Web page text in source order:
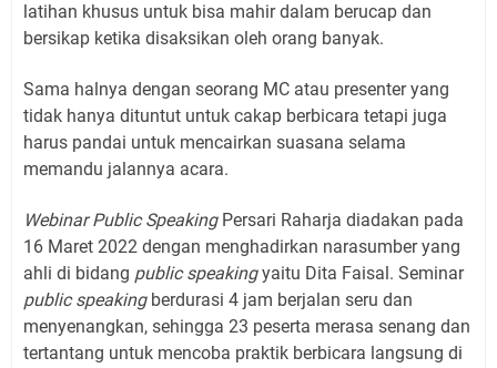
latihan khusus untuk bisa mahir dalam berucap dan
bersikap ketika disaksikan oleh orang banyak.
Sama halnya dengan seorang MC atau presenter yang
tidak hanya dituntut untuk cakap berbicara tetapi juga
harus pandai untuk mencairkan suasana selama
memandu jalannya acara.
Webinar Public SpeakingPersari Raharja diadakan pada
16 Maret 2022 dengan menghadirkan narasumber yang
ahli di bidang public speakingyaitu Dita Faisal. Seminar
public speakingberdurasi 4 jam berjalan seru dan
menyenangkan, sehingga 23 peserta merasa senang dan
tertantang untuk mencoba praktik berbicara langsung di